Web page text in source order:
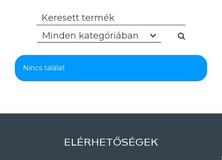
Minden kategóriában
Nincs találat
ELÉRHETŐSÉGEK